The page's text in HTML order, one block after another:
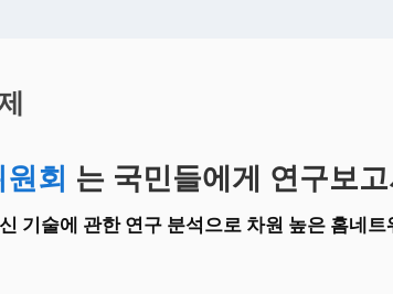
회 는 국민들에게 연구보
기술에 관한 연구 분석으로 차원 높은 홈네